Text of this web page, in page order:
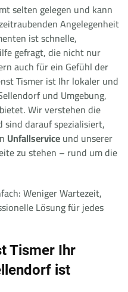
selten gelegen und kann
Angelegenheit
ist schnelle,
gefragt, die nicht nur
auch für ein Gefühl der
Tismer ist Ihr lokaler und
und Umgebung,
Wir verstehen die
darauf spezialisiert,
Unfallserviceund unserer
zu stehen – rund um die
Weniger Wartezeit,
Lösung für jedes
Tismer Ihr
ist